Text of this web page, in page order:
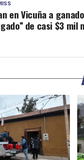
en Vicuña a
de casi $3 mil